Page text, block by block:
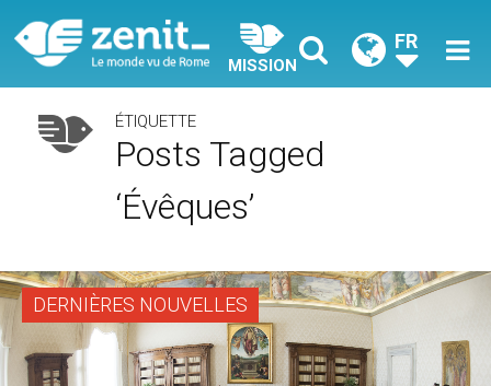
MISSION
FR
ÉTIQUETTE
Posts Tagged
‘évêques’
DERNIÈRES NOUVELLES